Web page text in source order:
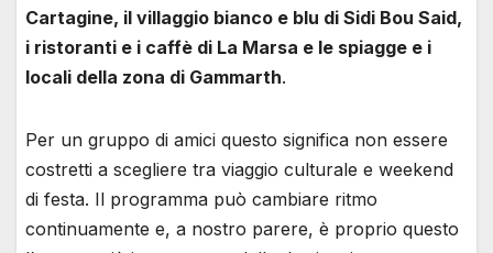
Cartagine, il villaggio bianco e blu di Sidi Bou Said,
i ristoranti e i caffè di La Marsa e le spiagge e i
locali della zona di Gammarth.
Per un gruppo di amici questo significa non essere
costretti a scegliere tra viaggio culturale e weekend
di festa. Il programma può cambiare ritmo
continuamente e, a nostro parere, è proprio questo